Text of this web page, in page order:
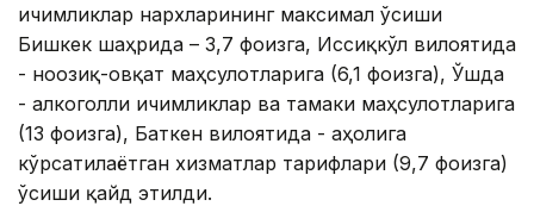
ичимликлар нархларининг максимал ўсиши
Бишкек шаҳрида – 3,7 фоизга, Иссиқкўл вилоятида
- ноозиқ-овқат маҳсулотларига (6,1 фоизга), Ўшда
- алкоголли ичимликлар ва тамаки маҳсулотларига
(13 фоизга), Баткен вилоятида - аҳолига
кўрсатилаётган хизматлар тарифлари (9,7 фоизга)
ўсиши қайд этилди.